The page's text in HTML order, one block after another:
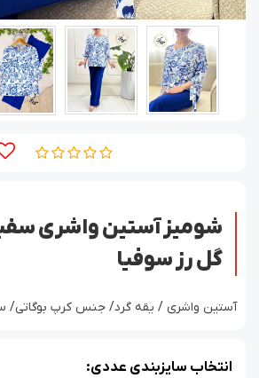
شومیز آستین واشری
گل رز سوفیا
آستین واشری / یقه گرد/ جنس کرپ بوگاتی/ سایز 2
انتخاب سایزبندی عددی: